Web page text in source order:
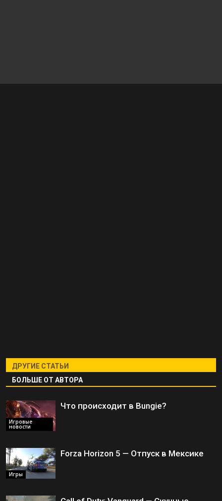
ДРУГИЕ СТАТЬИ
БОЛЬШЕ ОТ АВТОРА
Игровые
новости
Что происходит в Bungie?
Игры
Forza Horizon 5 — Отпуск в Мексике